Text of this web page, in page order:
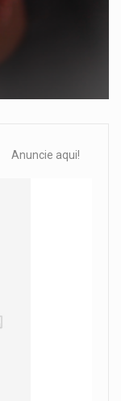
Anuncie aqui!